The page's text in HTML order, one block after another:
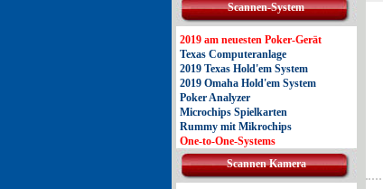
Scannen-System
2019 am neuesten Poker-Gerät
Texas Computeranlage
2019 Texas Hold'em System
2019 Omaha Hold'em System
Poker Analyzer
Microchips Spielkarten
Rummy mit Mikrochips
One-to-One-Systems
Scannen Kamera